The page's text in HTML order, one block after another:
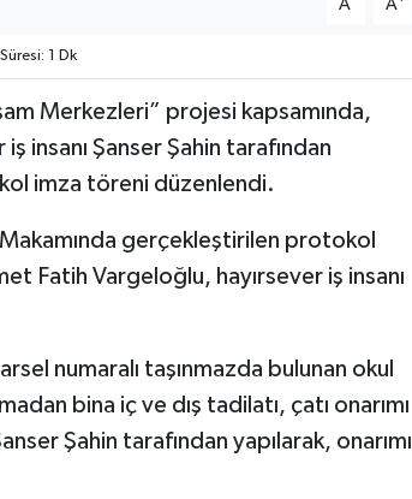
A A
1 Dk
Merkezleri” projesi kapsamında,
insanı Şanser Şahin tarafından
imza töreni düzenlendi.
Makamında gerçekleştirilen protokol
Fatih Vargeloğlu, hayırsever iş insanı
numaralı taşınmazda bulunan okul
bina iç ve dış tadilatı, çatı onarımı
Şahin tarafından yapılarak, onarımı